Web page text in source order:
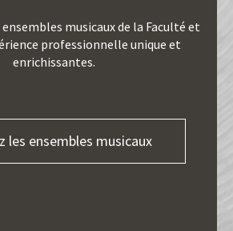
musicaux de la Faculté et
professionnelle unique et
enrichissantes.
les ensembles musicaux